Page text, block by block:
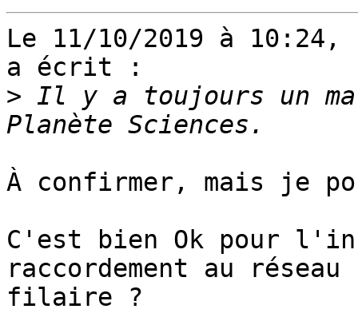
Le 11/10/2019 à
a écrit :
> Il y a toujours un
À confirmer, mais je
C'est bien Ok pour
raccordement au réseau
filaire ?